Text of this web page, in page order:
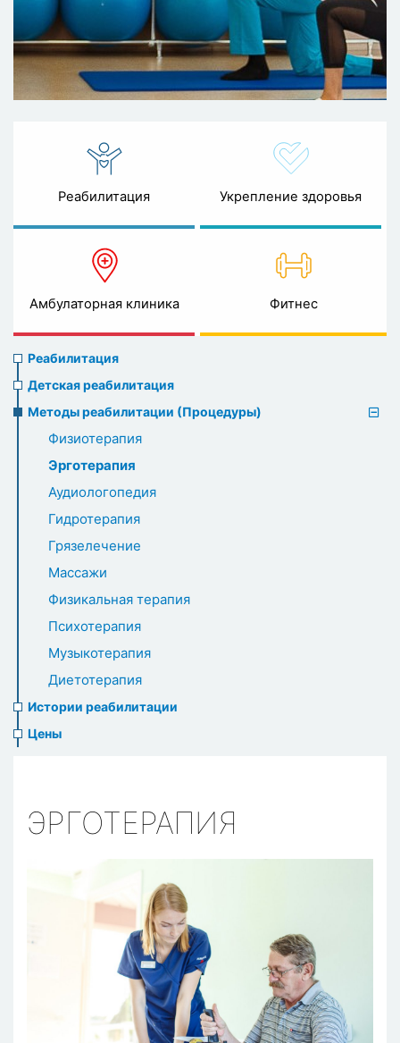
Реабилитация Укрепление здоровья
Амбулаторная клиника Фитнес
Rehabilitation
menu
Реабилитация
Детская реабилитация
Методы реабилитации (Процедуры)
Физиотерапия
Эрготерапия
Аудиологопедия
Гидротерапия
Грязелечение
Массажи
Физикальная терапия
Психотерапия
Музыкотерапия
Диетотерапия
Истории реабилитации
Цены
ЭРГОТЕРАПИЯ